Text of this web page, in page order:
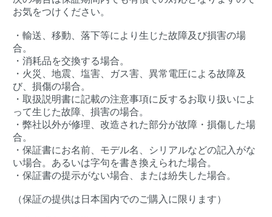
お気をつけください。
・輸送、移動、落下等により生じた故障及び損害の場
合。
・消耗品を交換する場合。
・火災、地震、塩害、ガス害、異常電圧による故障及
び、損傷の場合。
・取扱説明書に記載の注意事項に反するお取り扱いによ
って生じた故障、損害の場合。
・弊社以外が修理、改造された部分が故障・損傷した場
合。
・保証書にお名前、モデル名、シリアルなどの記入がな
い場合。あるいは字句を書き換えられた場合。
・保証書の提示がない場合、または紛失した場合。
（保証の提供は日本国内でのご購入に限ります）